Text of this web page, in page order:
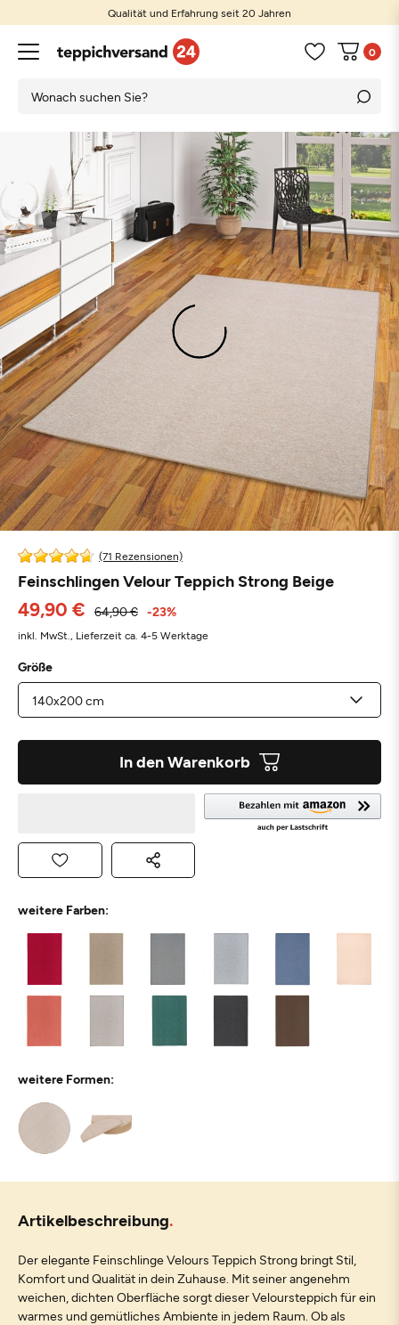
Qualität und Erfahrung seit 20 Jahren
0
(71 Rezensionen)
Feinschlingen Velour Teppich Strong Beige
49,90 € 64,90 € -23%
inkl. MwSt., Lieferzeit ca. 4-5 Werktage
Größe
In den Warenkorb
weitere Farben:
weitere Formen:
Artikelbeschreibung
Der elegante Feinschlinge Velours Teppich Strong bringt Stil,
Komfort und Qualität in dein Zuhause. Mit seiner angenehm
weichen, dichten Oberfläche sorgt dieser Veloursteppich für ein
warmes und gemütliches Ambiente in jedem Raum. Ob als